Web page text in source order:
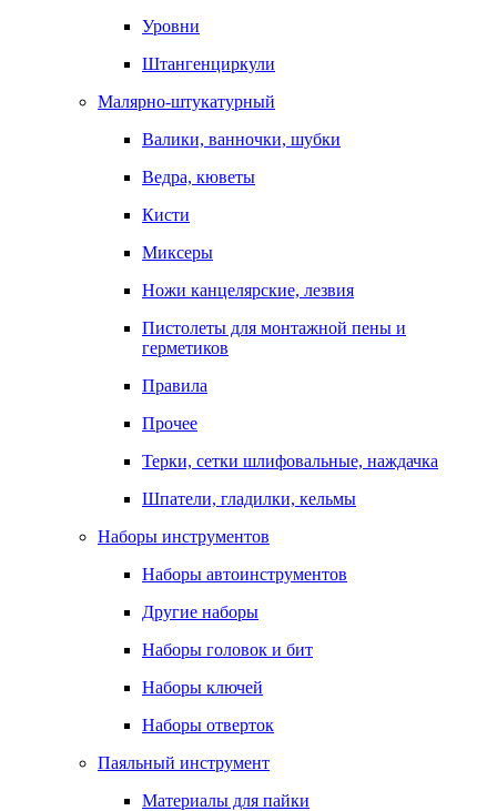
Уровни
Штангенциркули
Малярно-штукатурный
Валики, ванночки, шубки
Ведра, кюветы
Кисти
Миксеры
Ножи канцелярские, лезвия
Пистолеты для монтажной пены и
герметиков
Правила
Прочее
Терки, сетки шлифовальные, наждачка
Шпатели, гладилки, кельмы
Наборы инструментов
Наборы автоинструментов
Другие наборы
Наборы головок и бит
Наборы ключей
Наборы отверток
Паяльный инструмент
Материалы для пайки